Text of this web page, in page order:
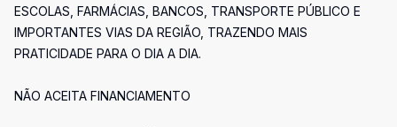
ESCOLAS, FARMÁCIAS, BANCOS, TRANSPORTE PÚBLICO E
IMPORTANTES VIAS DA REGIÃO, TRAZENDO MAIS
PRATICIDADE PARA O DIA A DIA.
NÃO ACEITA FINANCIAMENTO